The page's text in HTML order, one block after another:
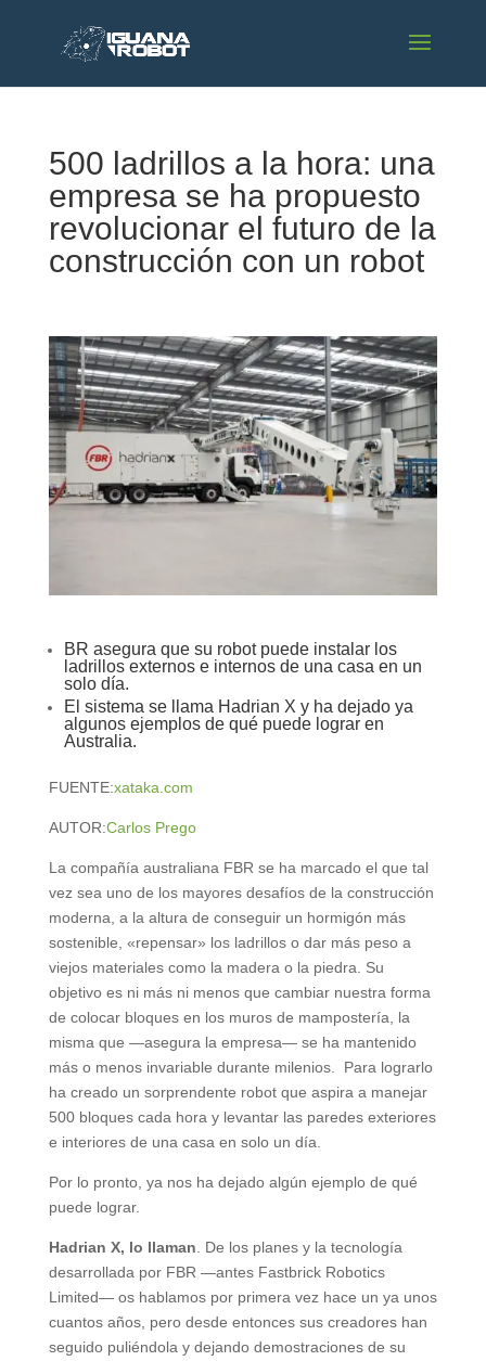
500 ladrillos a la hora: una
empresa se ha propuesto
revolucionar el futuro de la
construcción con un robot
BR asegura que su robot puede instalar los
ladrillos externos e internos de una casa en un
solo día.
El sistema se llama Hadrian X y ha dejado ya
algunos ejemplos de qué puede lograr en
Australia.
FUENTE:xataka.com
AUTOR:Carlos Prego
La compañía australiana FBR se ha marcado el que tal
vez sea uno de los mayores desafíos de la construcción
moderna, a la altura de conseguir un hormigón más
sostenible, «repensar» los ladrillos o dar más peso a
viejos materiales como la madera o la piedra. Su
objetivo es ni más ni menos que cambiar nuestra forma
de colocar bloques en los muros de mampostería, la
misma que —asegura la empresa— se ha mantenido
más o menos invariable durante milenios. Para lograrlo
ha creado un sorprendente robot que aspira a manejar
500 bloques cada hora y levantar las paredes exteriores
e interiores de una casa en solo un día.
Por lo pronto, ya nos ha dejado algún ejemplo de qué
puede lograr.
Hadrian X, lo llaman . De los planes y la tecnología
desarrollada por FBR —antes Fastbrick Robotics
Limited— os hablamos por primera vez hace un ya unos
cuantos años, pero desde entonces sus creadores han
seguido puliéndola y dejando demostraciones de su